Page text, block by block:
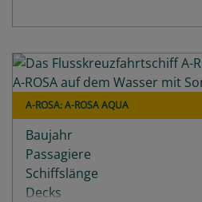
A-ROSA: A-ROSA AQUA
Baujahr
Passagiere
Schiffslänge
Decks